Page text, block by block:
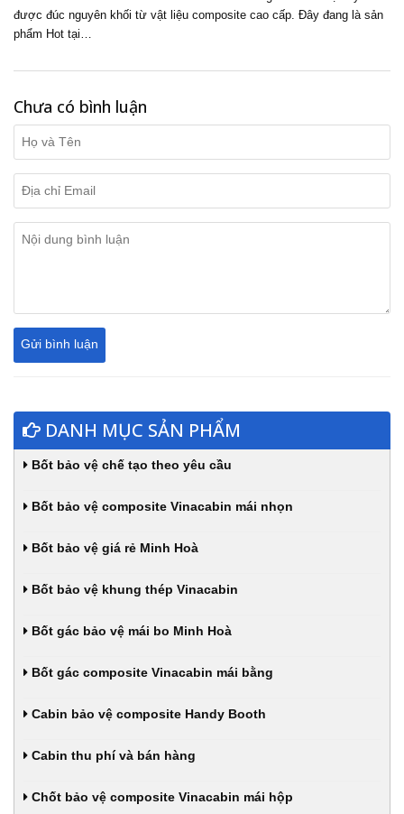
được đúc nguyên khối từ vật liệu composite cao cấp. Đây đang là sản
phẩm Hot tại…
Chưa có bình luận
DANH MỤC SẢN PHẨM
Bốt bảo vệ chế tạo theo yêu cầu
Bốt bảo vệ composite Vinacabin mái nhọn
Bốt bảo vệ giá rẻ Minh Hoà
Bốt bảo vệ khung thép Vinacabin
Bốt gác bảo vệ mái bo Minh Hoà
Bốt gác composite Vinacabin mái bằng
Cabin bảo vệ composite Handy Booth
Cabin thu phí và bán hàng
Chốt bảo vệ composite Vinacabin mái hộp